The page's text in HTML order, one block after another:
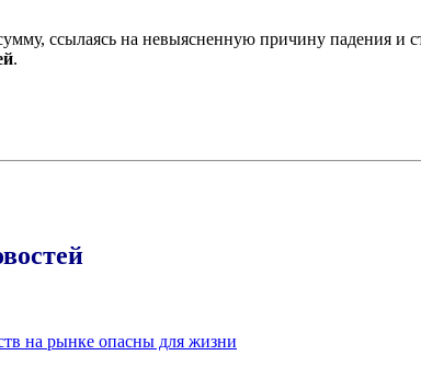
ссылаясь на невыясненную причину падения
.
на рынке опасны для жизни